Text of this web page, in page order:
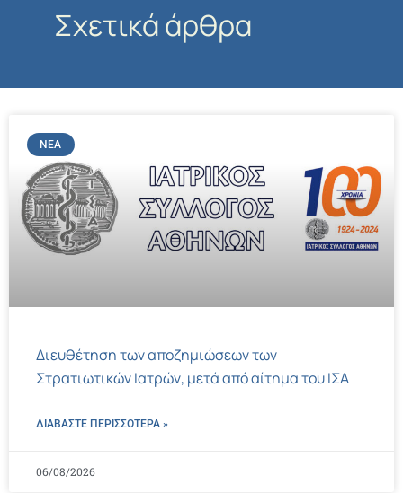
Σχετικά άρθρα
ΝΈΑ
Διευθέτηση των αποζημιώσεων των
Στρατιωτικών Ιατρών, μετά από αίτημα του ΙΣΑ
ΔΙΑΒΑΣΤΕ ΠΕΡΙΣΣΌΤΕΡΑ »
06/08/2026